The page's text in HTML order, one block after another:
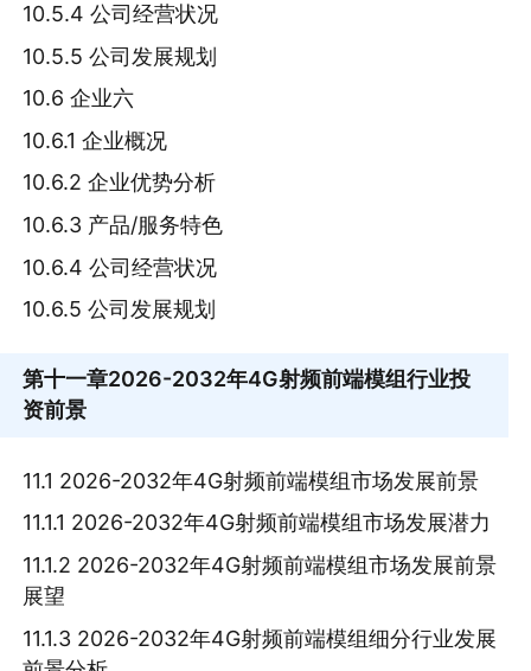
10.5.4 公司经营状况
10.5.5 公司发展规划
10.6 企业六
10.6.1 企业概况
10.6.2 企业优势分析
10.6.3 产品/服务特色
10.6.4 公司经营状况
10.6.5 公司发展规划
第十一章2026-2032年4G射频前端模组行业投
资前景
11.1 2026-2032年4G射频前端模组市场发展前景
11.1.1 2026-2032年4G射频前端模组市场发展潜力
11.1.2 2026-2032年4G射频前端模组市场发展前景
展望
11.1.3 2026-2032年4G射频前端模组细分行业发展